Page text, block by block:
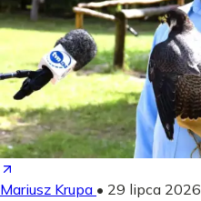
Mariusz Krupa • 29 lipca 2026